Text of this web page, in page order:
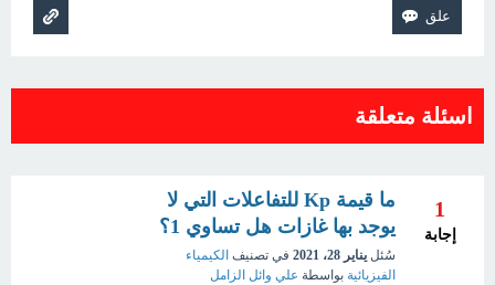
اسئلة متعلقة
1
إجابة
ما قيمة Kp للتفاعلات التي لا
يوجد بها غازات هل تساوي 1؟
سُئل يناير 28، 2021 في تصنيف الكيمياء
الفيزيائية بواسطة علي وائل الزامل